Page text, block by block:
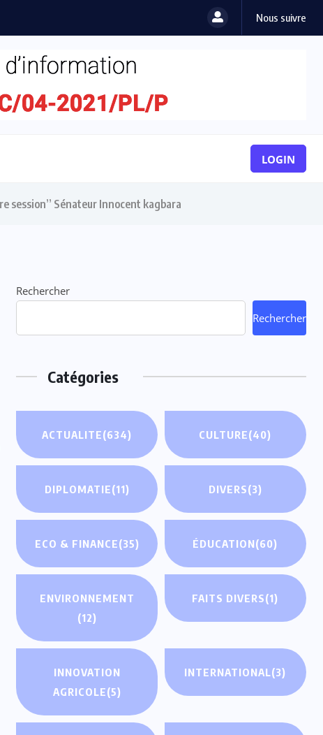
Nous suivre
LOGIN
session” Sénateur Innocent kagbara
Rechercher
Rechercher
Catégories
ACTUALITE(634) CULTURE(40)
DIPLOMATIE(11) DIVERS(3)
ECO & FINANCE(35) ÉDUCATION(60)
ENVIRONNEMENT
(12)
FAITS DIVERS(1)
INNOVATION
AGRICOLE(5)
INTERNATIONAL(3)